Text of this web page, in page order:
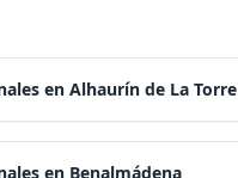
en Alhaurín de La Torre
en Benalmádena